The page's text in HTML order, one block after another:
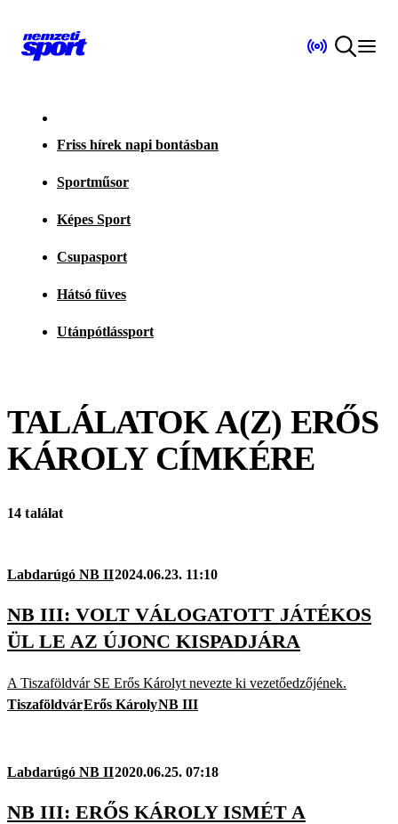
Friss hírek napi bontásban
Sportműsor
Képes Sport
Csupasport
Hátsó füves
Utánpótlássport
TALÁLATOK A(Z) ERŐS
KÁROLYCÍMKÉRE
14 találat
Labdarúgó NB II2024.06.23. 11:10
NB III: VOLT VÁLOGATOTT JÁTÉKOS
ÜL LE AZ ÚJONC KISPADJÁRA
A Tiszaföldvár SE Erős Károlyt nevezte ki vezetőedzőjének.
TiszaföldvárErős KárolyNB III
Labdarúgó NB II2020.06.25. 07:18
NB III: ERŐS KÁROLY ISMÉT A